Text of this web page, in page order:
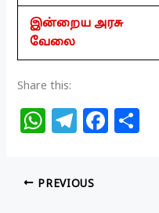
இன்றைய அரசு
வேலை
Share this:
W
at
s
T
e
g
F
PREVIOUS